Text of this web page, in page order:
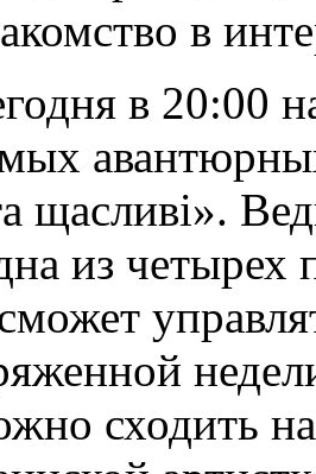
в
в 20:00
щасливі».
из четырех
сходить